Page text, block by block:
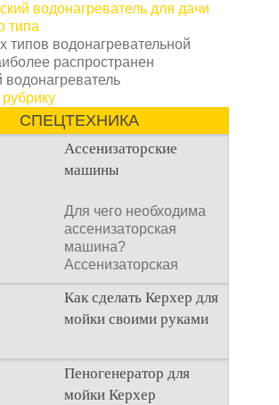
водонагреватель для дачи
типа
типов водонагревательной
распространен
водонагреватель
СПЕЦТЕХНИКА
Ассенизаторские
машины
Для чего необходима
ассенизаторская
машина?
Ассенизаторская
машина используется
для того, чтобы
Как сделать Керхер для
мойки своими руками
Общие сведения о
мойках высокого
давления Мойка
Пеногенератор для
мойки Керхер